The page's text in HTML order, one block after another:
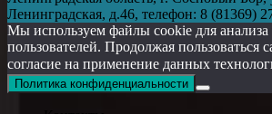
Ленинградская, д.46, телефон: 8 (81369)
Мы используем файлы cookie для анализа
пользователей. Продолжая пользоваться
согласие на применение данных
Политика конфиденциальности